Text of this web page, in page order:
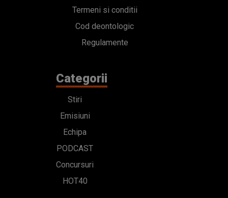
Termeni si conditii
Cod deontologic
Regulamente
Categorii
Stiri
Emisiuni
Echipa
PODCAST
Concursuri
HOT40